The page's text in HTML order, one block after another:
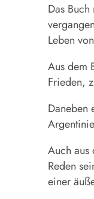
Das
Leben
Aus dem
Frieden,
Daneben
Auch aus
Reden
einer